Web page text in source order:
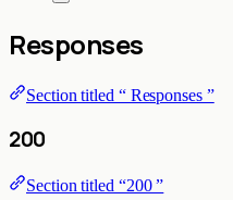
Responses
Section titled “ Responses ”
200
Section titled “200 ”